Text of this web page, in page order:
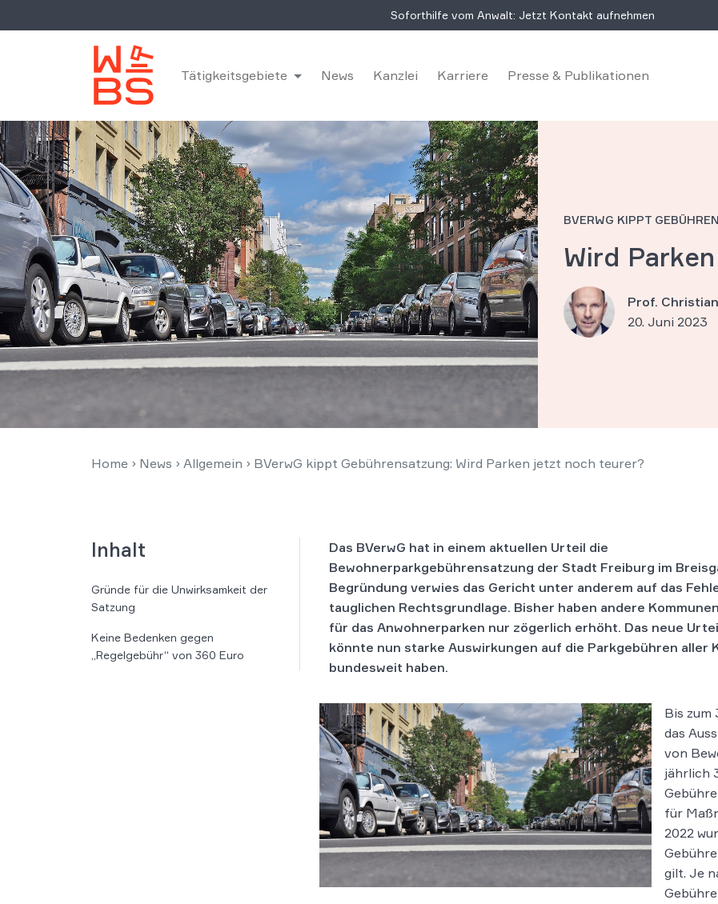
Soforthilfe vom Anwalt: Jetzt Kontakt aufnehmen
Tätigkeitsgebiete News Kanzlei Karriere Presse & Publikationen
BVERWG KIPPT
Wird
Prof.
20. Juni 2023
Home › News › Allgemein › BVerwG kippt Gebührensatzung: Wird Parken jetzt noch teurer?
Inhalt
Gründe für die Unwirksamkeit der
Satzung
Keine Bedenken gegen
„Regelgebühr“ von 360 Euro
Das BVerwG hat in einem aktuellen Urteil die
Bewohnerparkgebührensatzung der Stadt Freiburg im
Begründung verwies das Gericht unter anderem auf das
tauglichen Rechtsgrundlage. Bisher haben andere
für das Anwohnerparken nur zögerlich erhöht. Das neue
könnte nun starke Auswirkungen auf die Parkgebühren aller
bundesweit haben.
Bis zum
das
von
jährlich
für
2022
gilt. Je